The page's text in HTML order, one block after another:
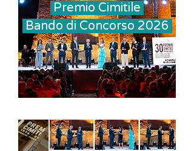
Premio Cimitile
Bando di Concorso 2026